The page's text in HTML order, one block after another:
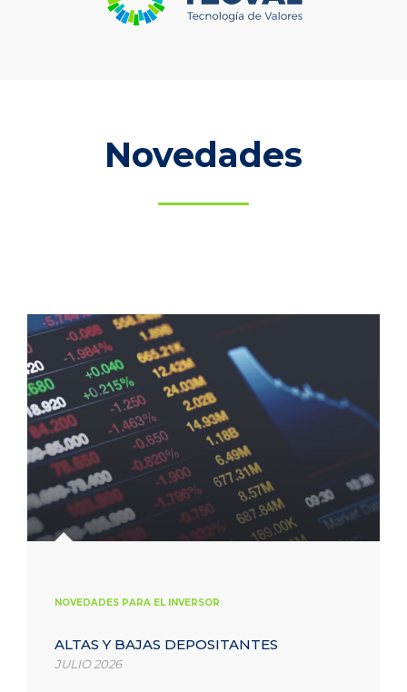
Novedades
NOVEDADES PARA EL INVERSOR
ALTAS Y BAJAS DEPOSITANTES
JULIO 2026